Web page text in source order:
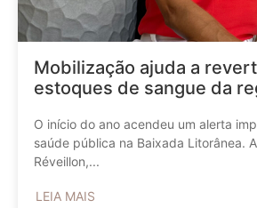
Mobilização ajuda a
estoques de sangue da
O início do ano acendeu um alerta
saúde pública na Baixada Litorânea.
Réveillon,...
LEIA MAIS